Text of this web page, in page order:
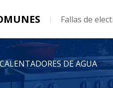
Fallas de
CALENTADORES DE AGUA